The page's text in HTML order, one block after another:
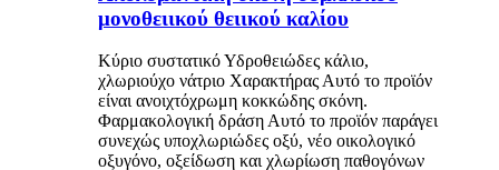
μονοθειικού θειικού καλίου
Κύριο συστατικό Υδροθειώδες κάλιο,
χλωριούχο νάτριο Χαρακτήρας Αυτό το προϊόν
είναι ανοιχτόχρωμη κοκκώδης σκόνη.
Φαρμακολογική δράση Αυτό το προϊόν παράγει
συνεχώς υποχλωριώδες οξύ, νέο οικολογικό
οξυγόνο, οξείδωση και χλωρίωση παθογόνων